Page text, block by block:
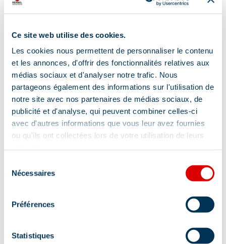
Ce site web utilise des cookies.
Les cookies nous permettent de personnaliser le contenu
et les annonces, d'offrir des fonctionnalités relatives aux
médias sociaux et d'analyser notre trafic. Nous
partageons également des informations sur l'utilisation de
notre site avec nos partenaires de médias sociaux, de
publicité et d'analyse, qui peuvent combiner celles-ci
avec d'autres informations que vous leur avez fournies
ou qu'ils ont collectées lors de votre utilisation de leurs
Nécessaires
Préférences
Statistiques
Adres
Ja